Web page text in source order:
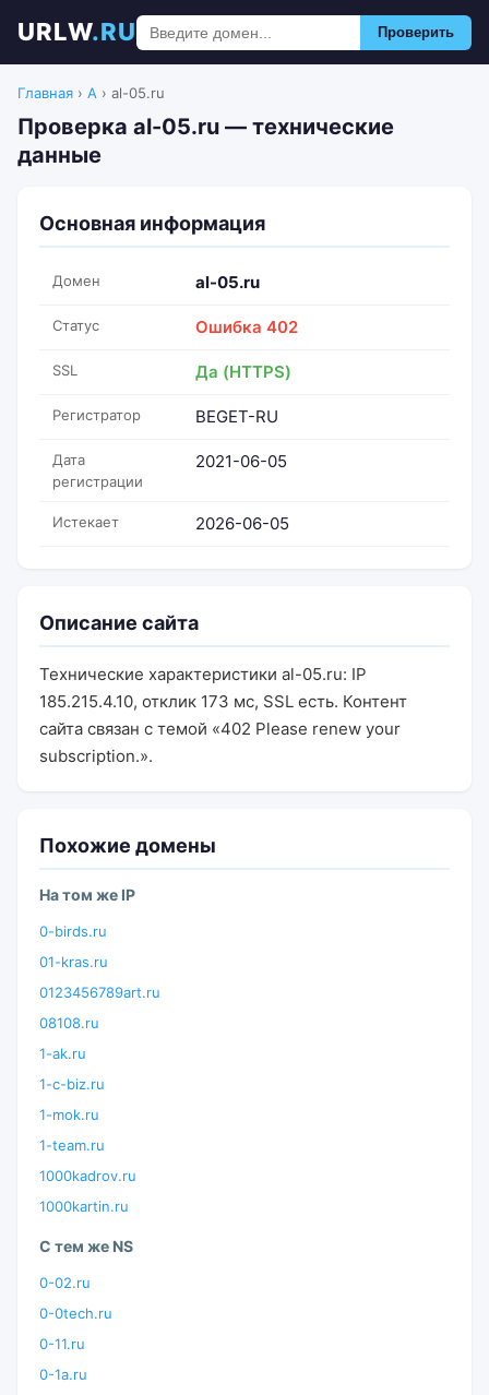
URLW.RU Проверить
Главная › A › al-05.ru
Проверка al-05.ru — технические
данные
Основная информация
Домен al-05.ru
Статус Ошибка 402
SSL Да (HTTPS)
Регистратор BEGET-RU
Дата
регистрации
2021-06-05
Истекает 2026-06-05
Описание сайта
Технические характеристики al-05.ru: IP
185.215.4.10, отклик 173 мс, SSL есть. Контент
сайта связан с темой «402 Please renew your
subscription.».
Похожие домены
На том же IP
0-birds.ru
01-kras.ru
0123456789art.ru
08108.ru
1-ak.ru
1-c-biz.ru
1-mok.ru
1-team.ru
1000kadrov.ru
1000kartin.ru
С тем же NS
0-02.ru
0-0tech.ru
0-11.ru
0-1a.ru